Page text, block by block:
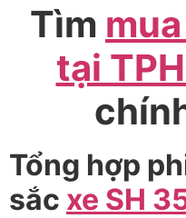
Tìm
tại
Tổng hợp
sắc xe SH